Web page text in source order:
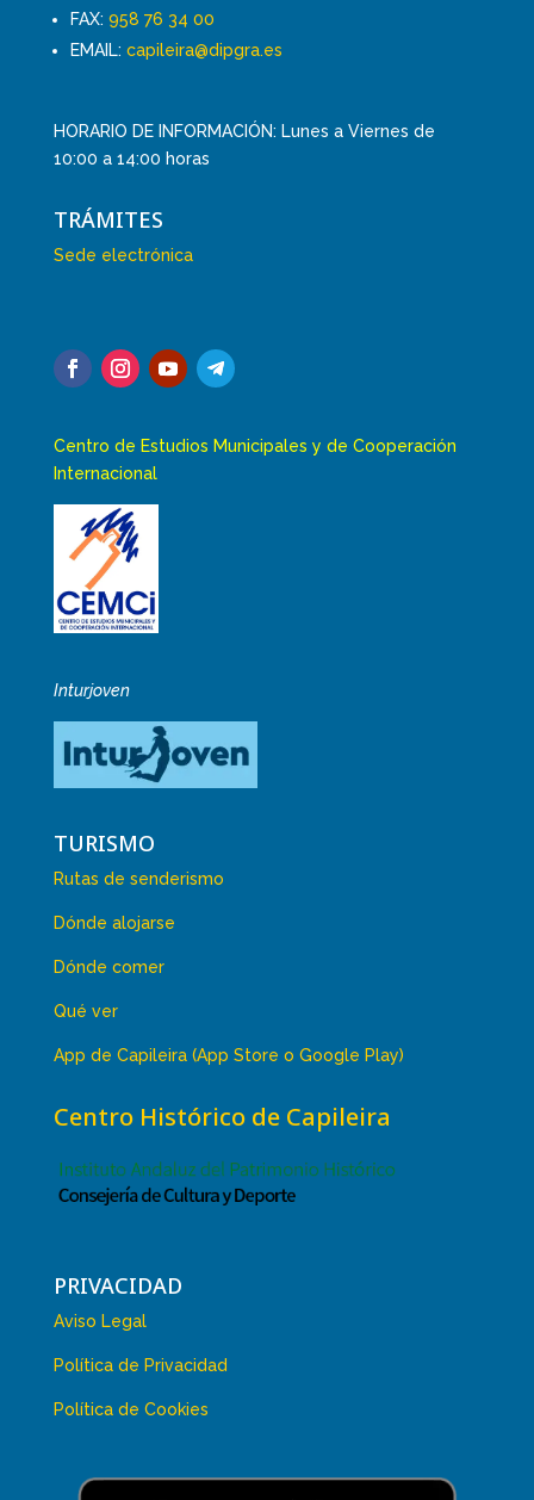
FAX: 958 76 34 00
EMAIL: capileira@dipgra.es
HORARIO DE INFORMACIÓN: Lunes a Viernes de
10:00 a 14:00 horas
TRÁMITES
Sede electrónica
Centro de Estudios Municipales y de Cooperación
Internacional
Inturjoven
TURISMO
Rutas de senderismo
Dónde alojarse
Dónde comer
Qué ver
App de Capileira (App Store o Google Play)
Centro Histórico de Capileira
PRIVACIDAD
Aviso Legal
Política de Privacidad
Política de Cookies